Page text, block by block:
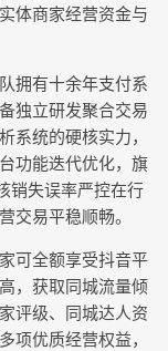
体商家经营资金与
拥有十余年支付系
独立研发聚合交易
系统的硬核实力，
功能迭代优化，旗
销失误率严控在行
交易平稳顺畅。
可全额享受抖音平
，获取同城流量倾
评级、同城达人资
项优质经营权益，